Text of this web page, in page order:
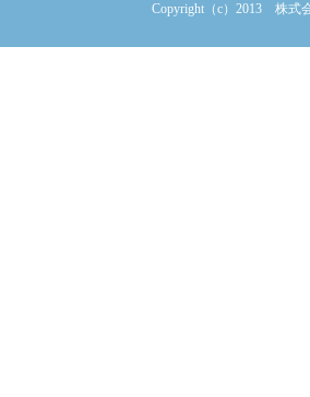
Copyright（c）2013 株式